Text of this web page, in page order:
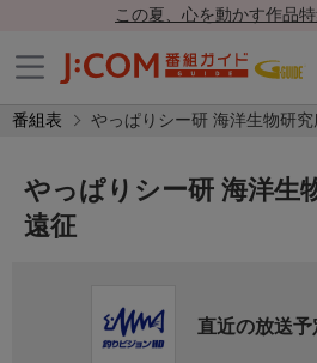
この夏、心を動かす作品
番組表 やっぱりシー研 海洋生物研究
やっぱりシー研 海洋生
遠征
直近の放送